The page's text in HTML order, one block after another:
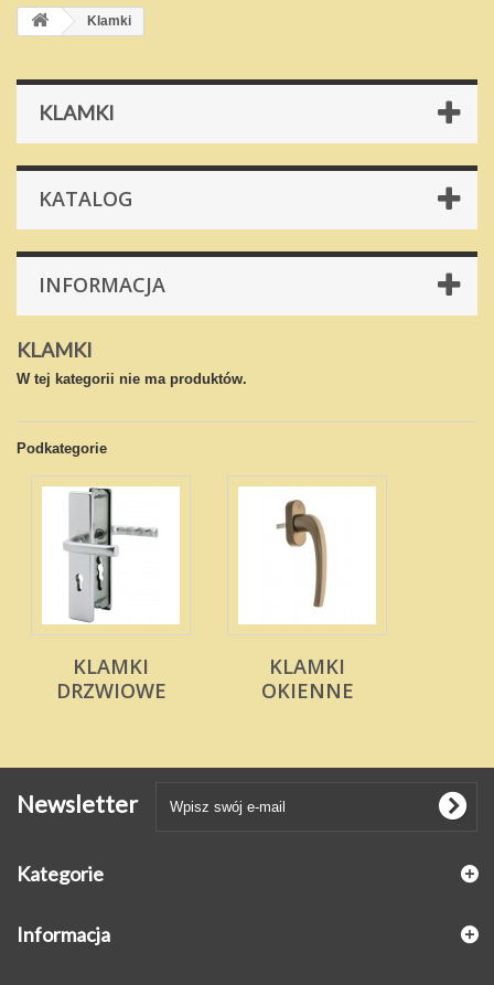
Klamki
KLAMKI
KATALOG
INFORMACJA
KLAMKI
W tej kategorii nie ma produktów.
Podkategorie
KLAMKI
DRZWIOWE
KLAMKI
OKIENNE
Newsletter
Kategorie
Informacja